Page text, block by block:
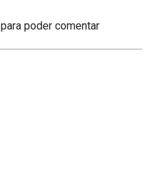
para poder comentar